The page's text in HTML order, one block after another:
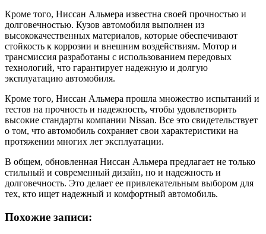
Кроме того, Ниссан Альмера известна своей прочностью и
долговечностью. Кузов автомобиля выполнен из
высококачественных материалов, которые обеспечивают
стойкость к коррозии и внешним воздействиям. Мотор и
трансмиссия разработаны с использованием передовых
технологий, что гарантирует надежную и долгую
эксплуатацию автомобиля.
Кроме того, Ниссан Альмера прошла множество испытаний и
тестов на прочность и надежность, чтобы удовлетворить
высокие стандарты компании Nissan. Все это свидетельствует
о том, что автомобиль сохраняет свои характеристики на
протяжении многих лет эксплуатации.
В общем, обновленная Ниссан Альмера предлагает не только
стильный и современный дизайн, но и надежность и
долговечность. Это делает ее привлекательным выбором для
тех, кто ищет надежный и комфортный автомобиль.
Похожие записи: